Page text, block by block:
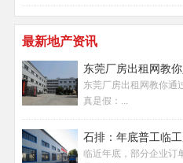
最新地产资讯
东莞厂房出租网教
东莞厂房出租网教你通
真是假：...
石排：年底普工临工
临近年底，部分企业订